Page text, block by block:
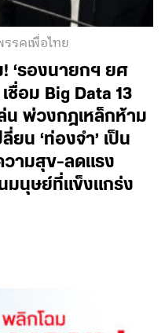
รคเพื่อไทย
‘รองนายกฯ ยศ
ชื่อม Big Data 13
น พ่วงกฎเหล็กห้าม
ยน ‘ท่องจำ’ เป็น
วามสุข-ลดแรง
มนุษย์ที่แข็งแกร่ง